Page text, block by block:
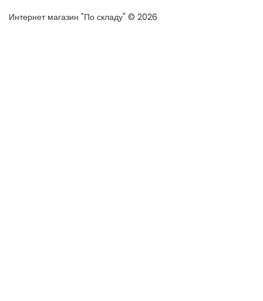
Интернет магазин "По складу" © 2026